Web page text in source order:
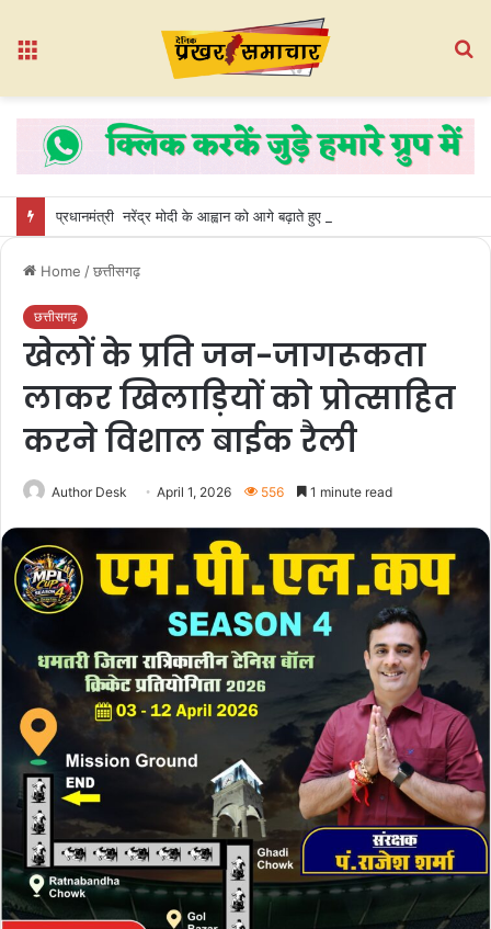
Home /छत्तीसगढ़
छत्तीसगढ़
खेलों के प्रति जन-जागरूकता
लाकर खिलाड़ियों को प्रोत्साहित
करने विशाल बाईक रैली
Author Desk April 1, 2026 556 1 minute read